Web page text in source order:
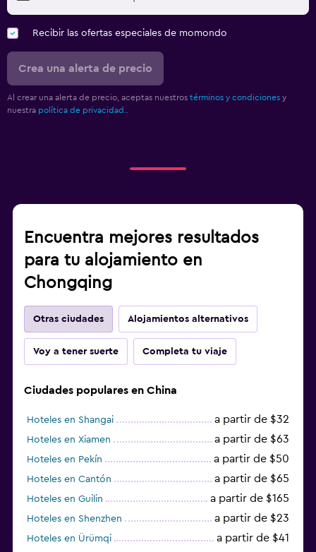
Recibir las ofertas especiales de momondo
Crea una alerta de precio
Al crear una alerta de precio, aceptas nuestros términos y condiciones y
nuestra política de privacidad.
Encuentra mejores resultados
para tu alojamiento en
Chongqing
Otras ciudades Alojamientos alternativos
Voy a tener suerte Completa tu viaje
Ciudades populares en China
Hoteles en Shangai a partir de $32
Hoteles en Xiamen a partir de $63
Hoteles en Pekín a partir de $50
Hoteles en Cantón a partir de $65
Hoteles en Guilin a partir de $165
Hoteles en Shenzhen a partir de $23
Hoteles en Ürümqi a partir de $41